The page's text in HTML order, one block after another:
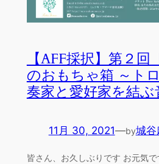
【AFF採択】第２
のおもちゃ箱 ～ト
奏家と愛好家を結ぶ
11月 30, 2021—by城谷
皆さん、お久しぶりです お元気